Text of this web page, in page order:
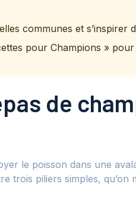
communes et s’inspirer
pour Champions »
de
le poisson dans une
trois piliers simples, qu’on